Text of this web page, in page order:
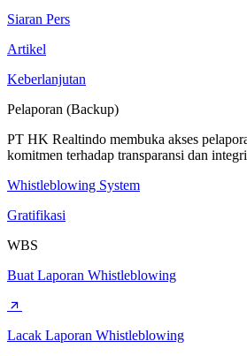
Siaran Pers
Artikel
Keberlanjutan
Pelaporan (Backup)
PT HK Realtindo membuka akses
komitmen terhadap transparansi dan
Whistleblowing System
Gratifikasi
WBS
Buat Laporan Whistleblowing
Lacak Laporan Whistleblowing